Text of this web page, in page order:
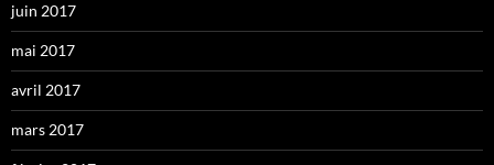
juin 2017
mai 2017
avril 2017
mars 2017